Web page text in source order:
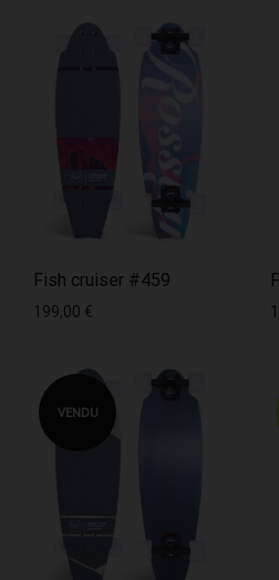
Fish cruiser #459
199,00 €
VENDU